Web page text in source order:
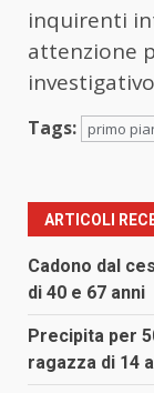
inquirenti
attenzione
Tags: primo
ARTICOLI
Cadono dal
di 40 e 67 anni
Precipita per
ragazza di 14